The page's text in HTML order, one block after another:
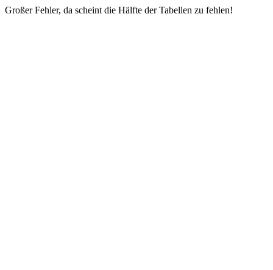
Großer Fehler, da scheint die Hälfte der Tabellen zu fehlen!